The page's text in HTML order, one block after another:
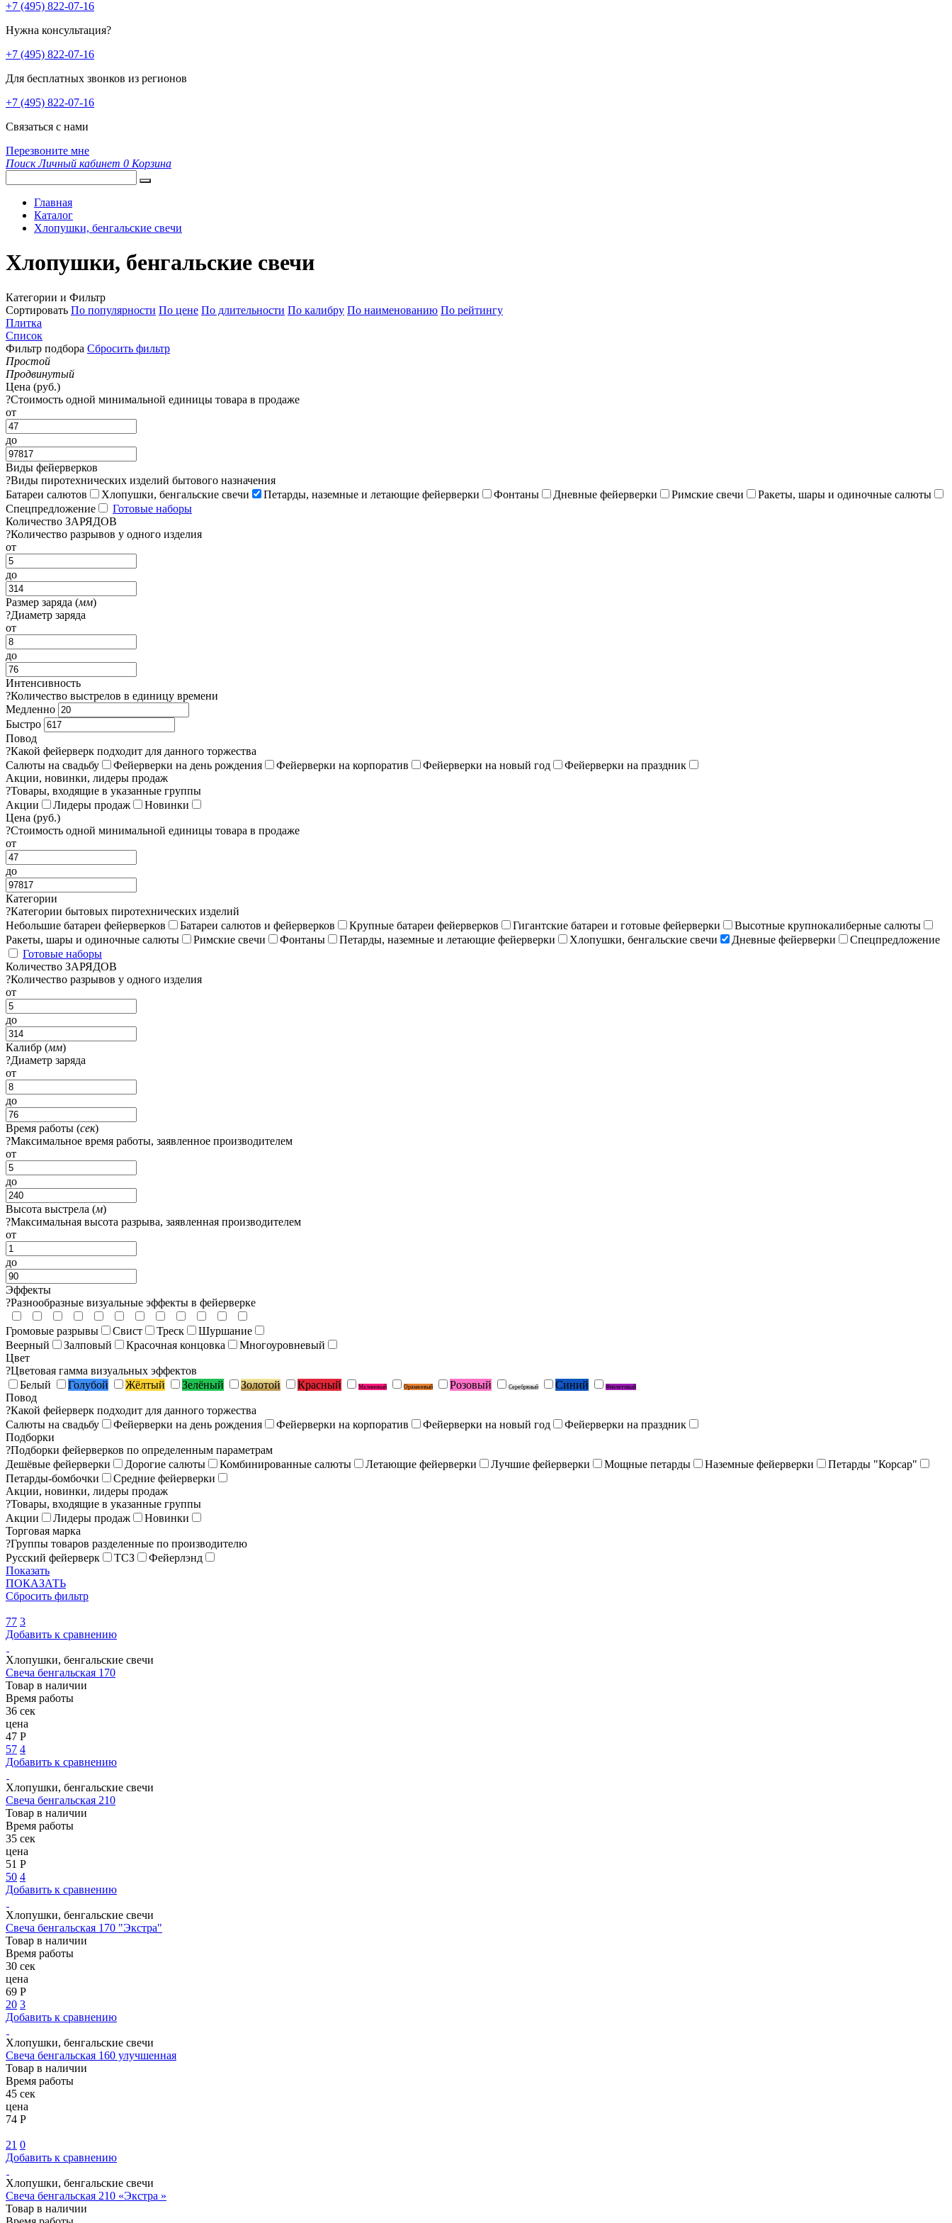
+7 (495) 822-07-16
Нужна консультация?
+7 (495) 822-07-16
Для бесплатных звонков из регионов
+7 (495) 822-07-16
Связаться с нами
Перезвоните мне
Поиск Личный кабинет 0 Корзина
Главная
Каталог
Хлопушки, бенгальские свечи
Хлопушки, бенгальские свечи
Категории и Фильтр
Сортировать По популярности По цене По длительности По калибру По наименованию По рейтингу
Плитка
Список
Фильтр подбора Сбросить фильтр
Простой
Продвинутый
Цена (руб.)
?Стоимость одной минимальной единицы товара в продаже
от
до
Виды фейерверков
?Виды пиротехнических изделий бытового назначения
Батареи салютов
Хлопушки, бенгальские свечи Петарды, наземные и летающие фейерверки Фонтаны Дневные фейерверки Римские свечи
Ракеты, шары и одиночные салюты
Спецпредложение
Готовые наборы
Количество ЗАРЯДОВ
?Количество разрывов у одного изделия
от
до
Размер заряда (мм)
?Диаметр заряда
от
до
Интенсивность
?Количество выстрелов в единицу времени
Медленно
Быстро
Повод
?Какой фейерверк подходит для данного торжества
Салюты на свадьбу
Фейерверки на день рождения Фейерверки на корпоратив Фейерверки на новый год
Фейерверки на праздник
Акции, новинки, лидеры продаж
?Товары, входящие в указанные группы
Акции
Лидеры продаж
Новинки
Цена (руб.)
?Стоимость одной минимальной единицы товара в продаже
от
до
Категории
?Категории бытовых пиротехнических изделий
Небольшие батареи фейерверков
Батареи салютов и фейерверков Крупные батареи фейерверков Гигантские батареи и готовые фейерверки
Высотные крупнокалиберные салюты
Ракеты, шары и одиночные салюты
Римские свечи Фонтаны Петарды, наземные и летающие фейерверки Хлопушки, бенгальские свечи Дневные фейерверки
Спецпредложение
Готовые наборы
Количество ЗАРЯДОВ
?Количество разрывов у одного изделия
от
до
Калибр (мм)
?Диаметр заряда
от
до
Время работы (сек)
?Максимальное время работы, заявленное производителем
от
до
Высота выстрела (м)
?Максимальная высота разрыва, заявленная производителем
от
до
Эффекты
?Разнообразные визуальные эффекты в фейерверке
Громовые разрывы Свист Треск
Шуршание
Веерный
Залповый Красочная концовка
Многоуровневый
Цвет
?Цветовая гамма визуальных эффектов
Белый
Голубой Жёлтый Зелёный Золотой Красный Малиновый Оранжевый Розовый Серебряный Синий Фиолетовый
Повод
?Какой фейерверк подходит для данного торжества
Салюты на свадьбу
Фейерверки на день рождения Фейерверки на корпоратив Фейерверки на новый год
Фейерверки на праздник
Подборки
?Подборки фейерверков по определенным параметрам
Дешёвые фейерверки
Дорогие салюты Комбинированные салюты Летающие фейерверки Лучшие фейерверки Мощные петарды Наземные фейерверки
Петарды "Корсар"
Петарды-бомбочки
Средние фейерверки
Акции, новинки, лидеры продаж
?Товары, входящие в указанные группы
Акции
Лидеры продаж
Новинки
Торговая марка
?Группы товаров разделенные по производителю
Русский фейерверк
ТСЗ
Фейерлэнд
Показать
ПОКАЗАТЬ
Сбросить фильтр
77 3
Добавить к сравнению
Хлопушки, бенгальские свечи
Свеча бенгальская 170
Товар в наличии
Время работы
36 сек
цена
47 Р
57 4
Добавить к сравнению
Хлопушки, бенгальские свечи
Свеча бенгальская 210
Товар в наличии
Время работы
35 сек
цена
51 Р
50 4
Добавить к сравнению
Хлопушки, бенгальские свечи
Свеча бенгальская 170 "Экстра"
Товар в наличии
Время работы
30 сек
цена
69 Р
20 3
Добавить к сравнению
Хлопушки, бенгальские свечи
Свеча бенгальская 160 улучшенная
Товар в наличии
Время работы
45 сек
цена
74 Р
21 0
Добавить к сравнению
Хлопушки, бенгальские свечи
Свеча бенгальская 210 «Экстра »
Товар в наличии